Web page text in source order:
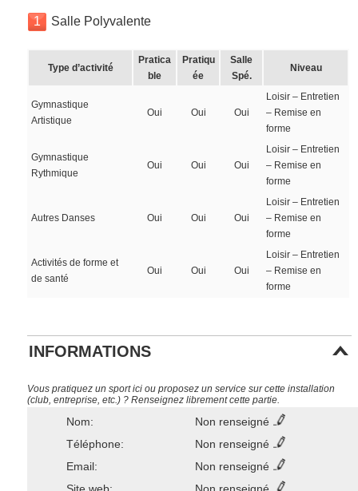
1 Salle Polyvalente
Type d’activité
Pratica
ble
Pratiqu
ée
Salle
Spé.
Niveau
Gymnastique
Artistique
Oui Oui Oui
Loisir – Entretien
– Remise en
forme
Gymnastique
Rythmique
Oui Oui Oui
Loisir – Entretien
– Remise en
forme
Autres Danses Oui Oui Oui
Loisir – Entretien
– Remise en
forme
Activités de forme et
de santé
Oui Oui Oui
Loisir – Entretien
– Remise en
forme
INFORMATIONS
Vous pratiquez un sport ici ou proposez un service sur cette installation
(club, entreprise, etc.) ? Renseignez librement cette partie.
Nom:
Non renseigné
Téléphone:
Non renseigné
Email:
Non renseigné